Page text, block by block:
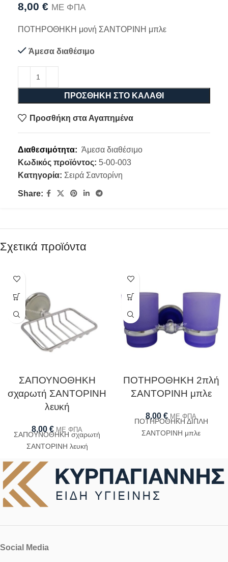
8,00 € ΜΕ ΦΠΑ
ΠΟΤΗΡΟΘΗΚΗ μονή ΣΑΝΤΟΡΙΝΗ μπλε
Άμεσα διαθέσιμο
ΠΡΟΣΘΉΚΗ ΣΤΟ ΚΑΛΆΘΙ
Προσθήκη στα Αγαπημένα
Διαθεσιμότητα: Άμεσα διαθέσιμο
Κωδικός προϊόντος: 5-00-003
Κατηγορία: Σειρά Σαντορίνη
Share:
Σχετικά προϊόντα
ΣΑΠΟΥΝΟΘΗΚΗ
σχαρωτή ΣΑΝΤΟΡΙΝΗ
λευκή
8,00 € ΜΕ ΦΠΑ
ΣΑΠΟΥΝΟΘΗΚΗ σχαρωτή
ΣΑΝΤΟΡΙΝΗ λευκή
ΠΟΤΗΡΟΘΗΚΗ 2πλή
ΣΑΝΤΟΡΙΝΗ μπλε
8,00 € ΜΕ ΦΠΑ
ΠΟΤΗΡΟΘΗΚΗ ΔΙΠΛΗ
ΣΑΝΤΟΡΙΝΗ μπλε
Social Media